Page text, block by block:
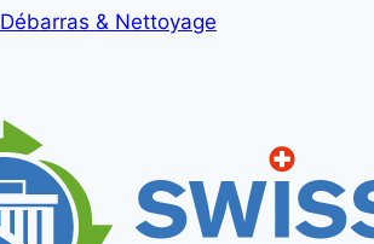
Débarras & Nettoyage